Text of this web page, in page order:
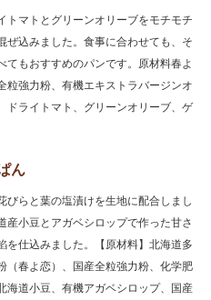
トマトとグリーンオリーブをモチモチ
ぜ込みました。食事に合わせても、そ
てもおすすめのパンです。原材料春よ
粒強力粉、有機エキストラバージンオ
ドライトマト、グリーンオリーブ、ゲ
ん
びらと葉の塩漬けを生地に配合しまし
産小豆とアガベシロップで作った甘さ
を仕込みました。【原材料】北海道多
（春よ恋）、国産全粒強力粉、化学肥
海道小豆、有機アガベシロップ、国産